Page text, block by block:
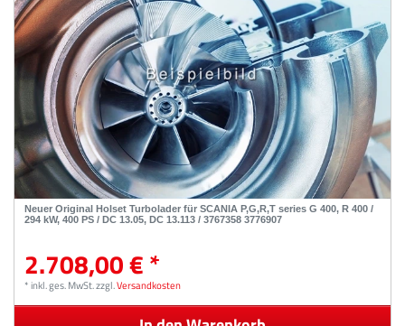
Neuer Original Holset Turbolader für SCANIA P,G,R,T series G 400, R 400 /
294 kW, 400 PS / DC 13.05, DC 13.113 / 3767358 3776907
2.708,00 € *
*inkl. ges. MwSt.zzgl.Versandkosten